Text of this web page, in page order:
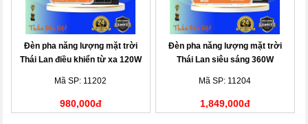
Đèn pha năng lượng mặt trời
Thái Lan điều khiển từ xa 120W
Mã SP: 11202
980,000đ
Đèn pha năng lượng mặt trời
Thái Lan siêu sáng 360W
Mã SP: 11204
1,849,000đ